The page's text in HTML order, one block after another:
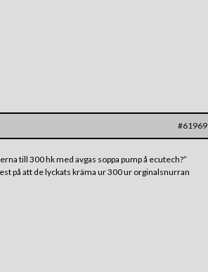
#61969
till 300 hk med avgas soppa pump å ecutech?”
på att de lyckats kräma ur 300 ur orginalsnurran